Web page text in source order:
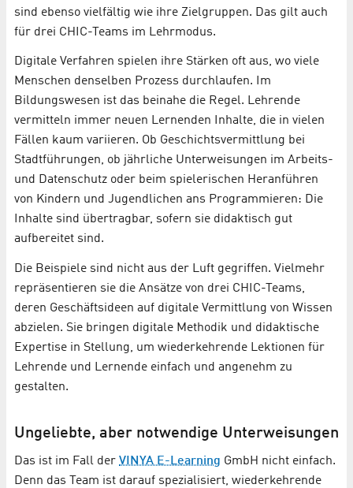
sind ebenso vielfältig wie ihre Zielgruppen. Das gilt auch
für drei CHIC-Teams im Lehrmodus.
Digitale Verfahren spielen ihre Stärken oft aus, wo viele
Menschen denselben Prozess durchlaufen. Im
Bildungswesen ist das beinahe die Regel. Lehrende
vermitteln immer neuen Lernenden Inhalte, die in vielen
Fällen kaum variieren. Ob Geschichtsvermittlung bei
Stadtführungen, ob jährliche Unterweisungen im Arbeits-
und Datenschutz oder beim spielerischen Heranführen
von Kindern und Jugendlichen ans Programmieren: Die
Inhalte sind übertragbar, sofern sie didaktisch gut
aufbereitet sind.
Die Beispiele sind nicht aus der Luft gegriffen. Vielmehr
repräsentieren sie die Ansätze von drei CHIC-Teams,
deren Geschäftsideen auf digitale Vermittlung von Wissen
abzielen. Sie bringen digitale Methodik und didaktische
Expertise in Stellung, um wiederkehrende Lektionen für
Lehrende und Lernende einfach und angenehm zu
gestalten.
Ungeliebte, aber notwendige Unterweisungen
Das ist im Fall der VINYA E-Learning GmbH nicht einfach.
Denn das Team ist darauf spezialisiert, wiederkehrende